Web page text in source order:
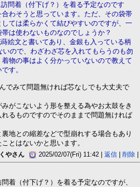
問着（付下げ？）を着る予定なのです
わそうと思っています。ただ、その袋帯
ては柔らかくて結びやすいのですが、一
は使わないものなのでしょうか？
絵文と書いてあり、金銀も入っている柄
ので、わざわざ芯を入れてもらうのも勿
物の事はよく分かっていないので教えて
す。
でみて問題無ければ芯なしでも大丈夫で
がこないよう形を整える為やお太鼓をき
るものですのでそのままで問題無ければ
地との縮差などで型崩れする場合もあり
とはないかと思います。
やさん 2025/02/07(Fri) 11:42 |返信 |削除
着（付下げ？）を着る予定なのですが、